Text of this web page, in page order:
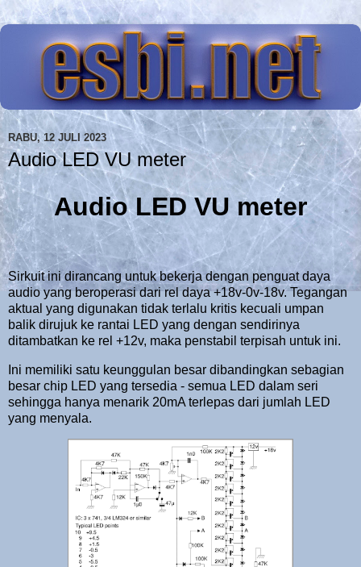
RABU, 12 JULI 2023
Audio LED VU meter
Audio LED VU meter
Sirkuit ini dirancang untuk bekerja dengan penguat daya
audio yang beroperasi dari rel daya +18v-0v-18v. Tegangan
aktual yang digunakan tidak terlalu kritis kecuali umpan
balik dirujuk ke rantai LED yang dengan sendirinya
ditambatkan ke rel +12v, maka penstabil terpisah untuk ini.
Ini memiliki satu keunggulan besar dibandingkan sebagian
besar chip LED yang tersedia - semua LED dalam seri
sehingga hanya menarik 20mA terlepas dari jumlah LED
yang menyala.